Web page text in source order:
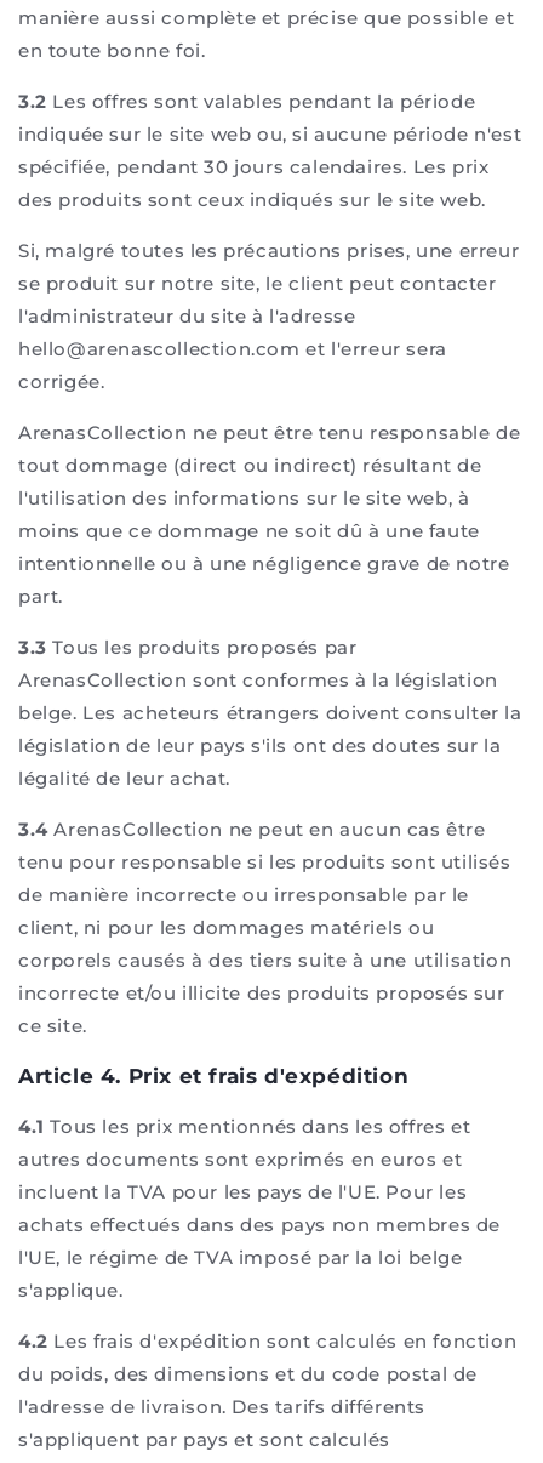
manière aussi complète et précise que possible et
en toute bonne foi.
3.2 Les offres sont valables pendant la période
indiquée sur le site web ou, si aucune période n'est
spécifiée, pendant 30 jours calendaires. Les prix
des produits sont ceux indiqués sur le site web.
Si, malgré toutes les précautions prises, une erreur
se produit sur notre site, le client peut contacter
l'administrateur du site à l'adresse
hello@arenascollection.com et l'erreur sera
corrigée.
ArenasCollection ne peut être tenu responsable de
tout dommage (direct ou indirect) résultant de
l'utilisation des informations sur le site web, à
moins que ce dommage ne soit dû à une faute
intentionnelle ou à une négligence grave de notre
part.
3.3 Tous les produits proposés par
ArenasCollection sont conformes à la législation
belge. Les acheteurs étrangers doivent consulter la
législation de leur pays s'ils ont des doutes sur la
légalité de leur achat.
3.4ArenasCollection ne peut en aucun cas être
tenu pour responsable si les produits sont utilisés
de manière incorrecte ou irresponsable par le
client, ni pour les dommages matériels ou
corporels causés à des tiers suite à une utilisation
incorrecte et/ou illicite des produits proposés sur
ce site.
Article 4. Prix et frais d'expédition
4.1 Tous les prix mentionnés dans les offres et
autres documents sont exprimés en euros et
incluent la TVA pour les pays de l'UE. Pour les
achats effectués dans des pays non membres de
l'UE, le régime de TVA imposé par la loi belge
s'applique.
4.2 Les frais d'expédition sont calculés en fonction
du poids, des dimensions et du code postal de
l'adresse de livraison. Des tarifs différents
s'appliquent par pays et sont calculés